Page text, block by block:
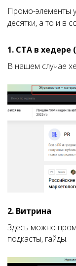
Промо-элементы
десятки, а то и в
1. CTA в хедере
В нашем случае
2. Витрина
Здесь можно
подкасты, гайды.